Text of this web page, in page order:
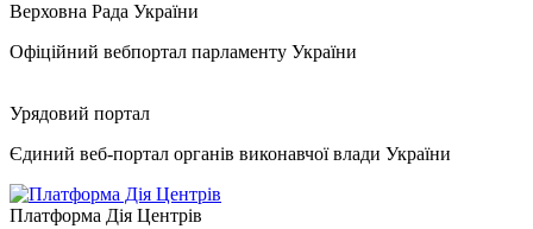
Верховна Рада України
Офіційний вебпортал парламенту України
Урядовий портал
Єдиний веб-портал органів виконавчої влади України
Платформа Дія Центрів